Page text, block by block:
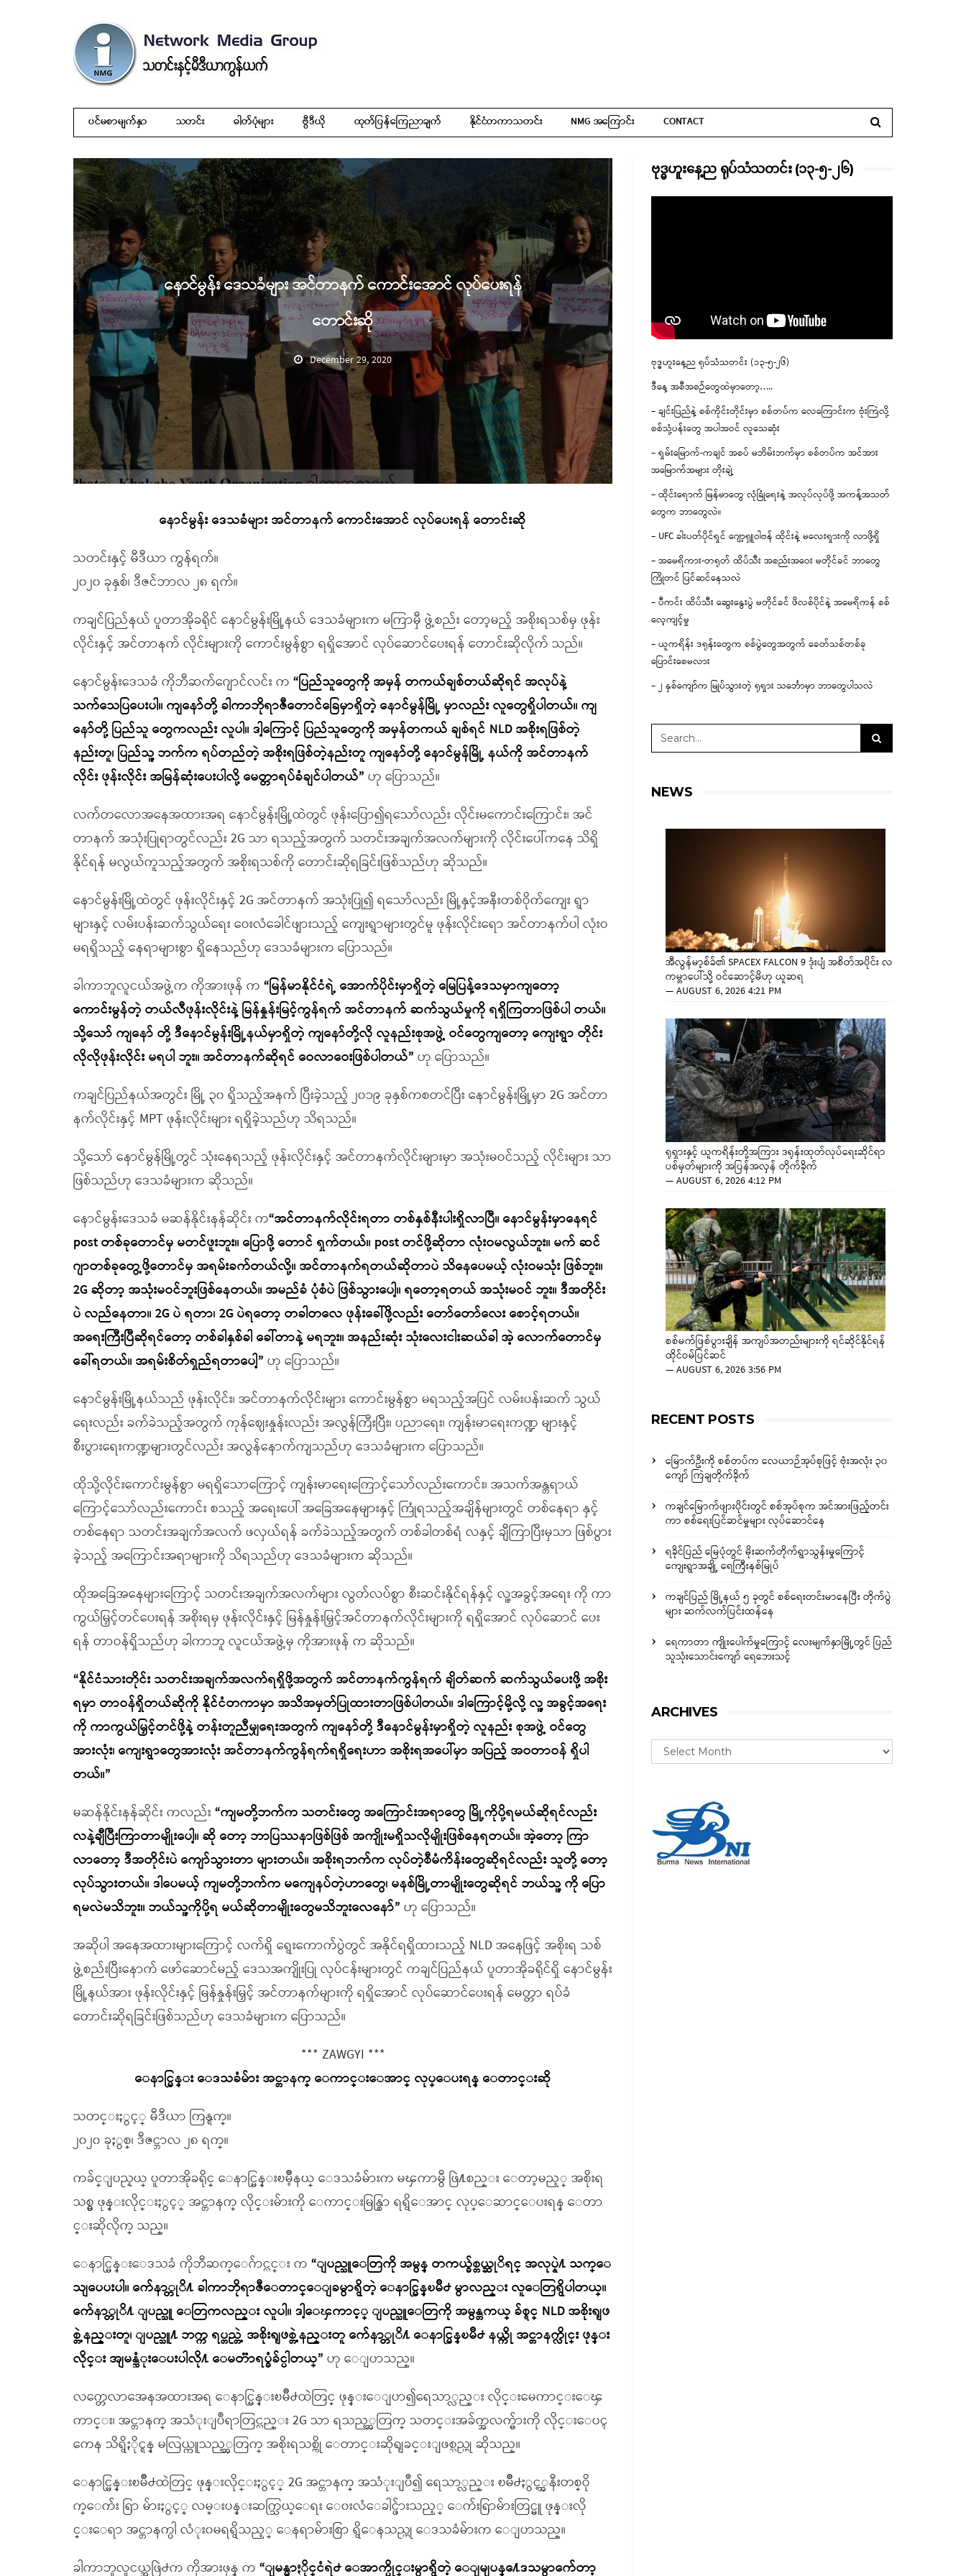
ပင်မစာမျက်နှာ သတင်း ဓါတ်ပုံများ ဗွီဒီယို ထုတ်ပြန်ကြေညာချက် နိုင်ငံတကာသတင်း NMG အကြောင်း CONTACT
နောင်မွန်း ဒေသခံများ အင်တာနက် ကောင်းအောင် လုပ်ပေးရန်
တောင်းဆို
December 29, 2020
နောင်မွန်း ဒေသခံများ အင်တာနက် ကောင်းအောင် လုပ်ပေးရန် တောင်းဆို
သတင်းနှင့် မီဒီယာ ကွန်ရက်။
၂၀၂၀ ခုနှစ်၊ ဒီဇင်ဘာလ ၂၈ ရက်။
ကချင်ပြည်နယ် ပူတာအိုခရိုင် နောင်မွန်းမြို့နယ် ဒေသခံများက မကြာမှီ ဖွဲ့စည်း တော့မည့် အစိုးရသစ်မှ ဖုန်း
လိုင်းနှင့် အင်တာနက် လိုင်းများကို ကောင်းမွန်စွာ ရရှိအောင် လုပ်ဆောင်ပေးရန် တောင်းဆိုလိုက် သည်။
နောင်မွန်းဒေသခံ ကိုဘီဆက်ဂျောင်လင်း က “ပြည်သူတွေကို အမှန် တကယ်ချစ်တယ်ဆိုရင် အလုပ်နဲ့
သက်သေပြပေးပါ။ ကျနော်တို့ ခါကာဘိုရာဇီတောင်ခြေမှာရှိတဲ့ နောင်မွန်မြို့ မှာလည်း လူတွေရှိပါတယ်။ ကျ
နော်တို့ ပြည်သူ တွေကလည်း လူပါ။ ဒါ့ကြောင့် ပြည်သူတွေကို အမှန်တကယ် ချစ်ရင် NLD အစိုးရဖြစ်တဲ့
နည်းတူ၊ ပြည်သူ့ ဘက်က ရပ်တည်တဲ့ အစိုးရဖြစ်တဲ့နည်းတူ ကျနော်တို့ နောင်မွန်မြို့ နယ်ကို အင်တာနက်
လိုင်း ဖုန်းလိုင်း အမြန်ဆုံးပေးပါလို့ မေတ္တာရပ်ခံချင်ပါတယ်” ဟု ပြောသည်။
လက်တလောအနေအထားအရ နောင်မွန်းမြို့ထဲတွင် ဖုန်းပြော၍ရသော်လည်း လိုင်းမကောင်းကြောင်း၊ အင်
တာနက် အသုံးပြုရာတွင်လည်း 2G သာ ရသည့်အတွက် သတင်းအချက်အလက်များကို လိုင်းပေါ်ကနေ သိရှိ
နိုင်ရန် မလွယ်ကူသည့်အတွက် အစိုးရသစ်ကို တောင်းဆိုရခြင်းဖြစ်သည်ဟု ဆိုသည်။
နောင်မွန်းမြို့ထဲတွင် ဖုန်းလိုင်းနှင့် 2G အင်တာနက် အသုံးပြု၍ ရသော်လည်း မြို့နှင့်အနီးတစ်ဝိုက်ကျေး ရွာ
များနှင့် လမ်းပန်းဆက်သွယ်ရေး ဝေးလံခေါင်ဖျားသည့် ကျေးရွာများတွင်မူ ဖုန်းလိုင်းရော အင်တာနက်ပါ လုံးဝ
မရရှိသည့် နေရာများစွာ ရှိနေသည်ဟု ဒေသခံများက ပြောသည်။
ခါကာဘူလူငယ်အဖွဲ့က ကိုအားဖုန် က “မြန်မာနိုင်ငံရဲ့ အောက်ပိုင်းမှာရှိတဲ့ မြေပြန့်ဒေသမှာကျတော့
ကောင်းမွန်တဲ့ တယ်လီဖုန်းလိုင်းနဲ့ မြန်နှုန်းမြင့်ကွန်ရက် အင်တာနက် ဆက်သွယ်မှုကို ရရှိကြတာဖြစ်ပါ တယ်။
သို့သော် ကျနော် တို့ ဒီနောင်မွန်းမြို့နယ်မှာရှိတဲ့ ကျနော်တို့လို လူနည်းစုအဖွဲ့ ဝင်တွေကျတော့ ကျေးရွာ တိုင်း
လိုလိုဖုန်းလိုင်း မရပါ ဘူး။ အင်တာနက်ဆိုရင် ဝေလာဝေးဖြစ်ပါတယ်” ဟု ပြောသည်။
ကချင်ပြည်နယ်အတွင်း မြို့ ၃၀ ရှိသည့်အနက် ပြီးခဲ့သည့် ၂၀၁၉ ခုနှစ်ကစတင်ပြီး နောင်မွန်းမြို့မှာ 2G အင်တာ
နက်လိုင်းနှင့် MPT ဖုန်းလိုင်းများ ရရှိခဲ့သည်ဟု သိရသည်။
သို့သော် နောင်မွန်မြို့တွင် သုံးနေရသည့် ဖုန်းလိုင်းနှင့် အင်တာနက်လိုင်းများမှာ အသုံးမဝင်သည့် လိုင်းများ သာ
ဖြစ်သည်ဟု ဒေသခံများက ဆိုသည်။
နောင်မွန်းဒေသခံ မဆန်နိုင်းနန်ဆိုင်း က“အင်တာနက်လိုင်းရတာ တစ်နှစ်နီးပါးရှိလာပြီ။ နောင်မွန်းမှာနေရင်
post တစ်ခုတောင်မှ မတင်ဖူးဘူး။ ပြောဖို့ တောင် ရှက်တယ်။ post တင်ဖို့ဆိုတာ လုံးဝမလွယ်ဘူး။ မက် ဆင်
ဂျာတစ်ခုတွေ့ဖို့တောင်မှ အရမ်းခက်တယ်လို့။ အင်တာနက်ရတယ်ဆိုတာပဲ သိနေပေမယ့် လုံးဝမသုံး ဖြစ်ဘူး။
2G ဆိုတာ့ အသုံးမဝင်ဘူးဖြစ်နေတယ်။ အမည်ခံ ပုံစံပဲ ဖြစ်သွားပေါ့။ ရတော့ရတယ် အသုံးမဝင် ဘူး။ ဒီအတိုင်း
ပဲ လည်နေတာ။ 2G ပဲ ရတာ၊ 2G ပဲရတော့ တခါတလေ ဖုန်းခေါ်ဖို့လည်း တော်တော်လေး စောင့်ရတယ်။
အရေးကြီးပြီဆိုရင်တော့ တစ်ခါနှစ်ခါ ခေါ်တာနဲ့ မရဘူး။ အနည်းဆုံး သုံးလေးငါးဆယ်ခါ အဲ့ လောက်တောင်မှ
ခေါ်ရတယ်။ အရမ်းစိတ်ရှည်ရတာပေါ့” ဟု ပြောသည်။
နောင်မွန်းမြို့နယ်သည် ဖုန်းလိုင်း၊ အင်တာနက်လိုင်းများ ကောင်းမွန်စွာ မရသည့်အပြင် လမ်းပန်းဆက် သွယ်
ရေးလည်း ခက်ခဲသည့်အတွက် ကုန်ဈေးနှုန်းလည်း အလွန်ကြီးပြီး၊ ပညာရေး၊ ကျန်းမာရေးကဏ္ဍ များနှင့်
စီးပွားရေးကဏ္ဍများတွင်လည်း အလွန်နောက်ကျသည်ဟု ဒေသခံများက ပြောသည်။
ထိုသို့လိုင်းကောင်းမွန်စွာ မရရှိသောကြောင့် ကျန်းမာရေးကြောင့်သော်လည်းကောင်း၊ အသက်အန္တရာယ်
ကြောင့်သော်လည်းကောင်း စသည့် အရေးပေါ် အခြေအနေများနှင့် ကြုံရသည့်အချိန်များတွင် တစ်နေရာ နှင့်
တစ်နေရာ သတင်းအချက်အလက် ဖလှယ်ရန် ခက်ခဲသည့်အတွက် တစ်ခါတစ်ရံ လနှင့် ချီကြာပြီးမှသာ ဖြစ်ပွား
ခဲ့သည့် အကြောင်းအရာများကို သိရသည်ဟု ဒေသခံများက ဆိုသည်။
ထိုအခြေအနေများကြောင့် သတင်းအချက်အလက်များ လွတ်လပ်စွာ စီးဆင်းနိုင်ရန်နှင့် လူ့အခွင့်အရေး ကို ကာ
ကွယ်မြှင့်တင်ပေးရန် အစိုးရမှ ဖုန်းလိုင်းနှင့် မြန်နှုန်းမြှင့်အင်တာနက်လိုင်းများကို ရရှိအောင် လုပ်ဆောင် ပေး
ရန် တာဝန်ရှိသည်ဟု ခါကာဘူ လူငယ်အဖွဲ့မှ ကိုအားဖုန် က ဆိုသည်။
“နိုင်ငံသားတိုင်း သတင်းအချက်အလက်ရရှိဖို့အတွက် အင်တာနက်ကွန်ရက် ချိတ်ဆက် ဆက်သွယ်ပေးဖို့ အစိုး
ရမှာ တာဝန်ရှိတယ်ဆိုကို နိုင်ငံတကာမှာ အသိအမှတ်ပြုထားတာဖြစ်ပါတယ်။ ဒါကြောင့်မို့လို့ လူ့ အခွင့်အရေး
ကို ကာကွယ်မြှင့်တင်ဖို့နဲ့ တန်းတူညီမျှရေးအတွက် ကျနော်တို့ ဒီနောင်မွန်းမှာရှိတဲ့ လူနည်း စုအဖွဲ့ ဝင်တွေ
အားလုံး၊ ကျေးရွာတွေအားလုံး အင်တာနက်ကွန်ရက်ရရှိရေးဟာ အစိုးရအပေါ်မှာ အပြည့် အဝတာဝန် ရှိပါ
တယ်။”
မဆန်နိုင်းနန်ဆိုင်း ကလည်း “ကျမတို့ဘက်က သတင်းတွေ အကြောင်းအရာတွေ မြို့ကိုပို့ရမယ်ဆိုရင်လည်း
လနဲ့ချီပြီးကြာတာမျိုးပေါ့။ ဆို တော့ ဘာပြဿနာဖြစ်ဖြစ် အကျိုးမရှိသလိုမျိုးဖြစ်နေရတယ်။ အဲ့တော့ ကြာ
လာတော့ ဒီအတိုင်းပဲ ကျော်သွားတာ များတယ်။ အစိုးရဘက်က လုပ်တဲ့စီမံကိန်းတွေဆိုရင်လည်း သူတို့ တော့
လုပ်သွားတယ်။ ဒါပေမယ့် ကျမတို့ဘက်က မကျေနပ်တဲ့ဟာတွေ၊ မနစ်မြို့တာမျိုးတွေဆိုရင် ဘယ်သူ့ ကို ပြော
ရမလဲမသိဘူး။ ဘယ်သူ့ကိုပို့ရ မယ်ဆိုတာမျိုးတွေမသိဘူးလေနော်” ဟု ပြောသည်။
အဆိုပါ အနေအထားများကြောင့် လက်ရှိ ရွေးကောက်ပွဲတွင် အနိုင်ရရှိထားသည့် NLD အနေဖြင့် အစိုးရ သစ်
ဖွဲ့စည်းပြီးနောက် ဖော်ဆောင်မည့် ဒေသအကျိုးပြု လုပ်ငန်းများတွင် ကချင်ပြည်နယ် ပူတာအိုခရိုင်ရှိ နောင်မွန်း
မြို့နယ်အား ဖုန်းလိုင်းနှင့် မြန်နှုန်းမြှင့် အင်တာနက်များကို ရရှိအောင် လုပ်ဆောင်ပေးရန် မေတ္တာ ရပ်ခံ
တောင်းဆိုရခြင်းဖြစ်သည်ဟု ဒေသခံများက ပြောသည်။
*** ZAWGYI ***
ေနာင္မြန္း ေဒသခံမ်ား အင္တာနက္ ေကာင္းေအာင္ လုပ္ေပးရန္ ေတာင္းဆို
သတင္းႏွင့္ မီဒီယာ ကြန္ရက္။
၂၀၂၀ ခုႏွစ္၊ ဒီဇင္ဘာလ ၂၈ ရက္။
ကခ်င္ျပည္နယ္ ပူတာအိုခရိုင္ ေနာင္မြန္းၿမိဳ့နယ္ ေဒသခံမ်ားက မၾကာမွီ ဖြဲ႔စည္း ေတာ့မည့္ အစိုးရ
သစ္မွ ဖုန္းလိုင္းႏွင့္ အင္တာနက္ လိုင္းမ်ားကို ေကာင္းမြန္စြာ ရရွိေအာင္ လုပ္ေဆာင္ေပးရန္ ေတာ
င္းဆိုလိုက္ သည္။
ေနာင္မြန္းေဒသခံ ကိုဘီဆက္ေဂ်ာင္လင္း က “ျပည္သူေတြကို အမွန္ တကယ္ခ်စ္တယ္ဆုိရင္ အလုပ္နဲ႔ သက္ေ
သျပေပးပါ။ က်ေနာ္တုိ႔ ခါကာဘိုရာဇီေတာင္ေျခမွာရွိတဲ့ ေနာင္မြန္ၿမိဳ႕ မွာလည္း လူေတြရွိပါတယ္။
က်ေနာ္တုိ႔ ျပည္သူ ေတြကလည္း လူပါ။ ဒါ့ေၾကာင့္ ျပည္သူေတြကို အမွန္တကယ္ ခ်စ္ရင္ NLD အစိုးရျဖ
စ္တဲ့နည္းတူ၊ ျပည္သူ႔ ဘက္က ရပ္တည္တဲ့ အစိုးရျဖစ္တဲ့နည္းတူ က်ေနာ္တုိ႔ ေနာင္မြန္ၿမိဳ႕ နယ္ကို အင္တာနက္လိုင္း ဖုန္း
လိုင္း အျမန္ဆံုးေပးပါလို႔ ေမတၱာရပ္ခံခ်င္ပါတယ္” ဟု ေျပာသည္။
လက္တေလာအေနအထားအရ ေနာင္မြန္းၿမိဳ႕ထဲတြင္ ဖုန္းေျပာ၍ရေသာ္လည္း လိုင္းမေကာင္းေၾ
ကာင္း၊ အင္တာနက္ အသံုးျပဳရာတြင္လည္း 2G သာ ရသည့္အတြက္ သတင္းအခ်က္အလက္မ်ားကို လိုင္းေပၚ
ကေန သိရွိႏိုင္ရန္ မလြယ္ကူသည့္အတြက္ အစိုးရသစ္ကို ေတာင္းဆိုရျခင္းျဖစ္သည္ဟု ဆိုသည္။
ေနာင္မြန္းၿမိဳ႕ထဲတြင္ ဖုန္းလိုင္းႏွင့္ 2G အင္တာနက္ အသံုးျပဳ၍ ရေသာ္လည္း ၿမိဳ႕ႏွင့္အနီးတစ္ဝို
က္ေက်း ရြာ မ်ားႏွင့္ လမ္းပန္းဆက္သြယ္ေရး ေ၀းလံေခါင္ဖ်ားသည့္ ေက်းရြာမ်ားတြင္မူ ဖုန္းလို
င္းေရာ အင္တာနက္ပါ လံုး၀မရရွိသည့္ ေနရာမ်ားစြာ ရွိေနသည္ဟု ေဒသခံမ်ားက ေျပာသည္။
ခါကာဘူလူငယ္အဖြဲ႕က ကိုအားဖုန္ က “ျမန္မာႏိုင္ငံရဲ႕ ေအာက္ပိုင္းမွာရွိတဲ့ ေျမျပန္႔ေဒသမွာက်ေတာ့
ဗုဒ္ဓဟူးနေ့ည ရုပ်သံသတင်း (၁၃-၅-၂၆)
ဗုဒ္ဓဟူးနေ့ည ရုပ်သံသတင်း (၁၃-၅-၂၆)
ဒီနေ့ အစီအစဉ်တွေထဲမှာတော့…..
– ချင်းပြည်နဲ့ စစ်ကိုင်းတိုင်းမှာ စစ်တပ်က လေကြောင်းက ဗုံးကြဲလို့
စစ်သုံ့ပန်းတွေ အပါအဝင် လူသေဆုံး
– ရှမ်းမြောက်-ကချင် အစပ် မဘိမ်းဘက်မှာ စစ်တပ်က အင်အား
အမြောက်အများ တိုးချဲ့
– ထိုင်းရောက် မြန်မာတွေ လုံခြုံရေးနဲ့ အလုပ်လုပ်ဖို့ အကန့်အသတ်
တွေက ဘာတွေလဲ။
– UFC ခါးပတ်ပိုင်ရှင် ဂျော့ရှူဝါဗန် ထိုင်းနဲ့ မလေးရှားကို လာဖို့ရှိ
– အမေရိကား-တရုတ် ထိပ်သီး အစည်းအဝေး မတိုင်ခင် ဘာတွေ
ကြိုတင် ပြင်ဆင်နေသလဲ
– ပီကင်း ထိပ်သီး ဆွေးနွေးပွဲ မတိုင်ခင် ဖိလစ်ပိုင်နဲ့ အမေရိကန် စစ်
လေ့ကျင့်မှု
– ယူကရိန်း ဒရုန်းတွေက စစ်ပွဲတွေအတွက် ခေတ်သစ်တစ်ခု
ပြောင်းစေမလား
– ၂ နှစ်ကျော်က မြုပ်သွားတဲ့ ရုရှား သင်္ဘောမှာ ဘာတွေပါသလဲ
NEWS
အီလွန်မာ့စ်ခ်၏ SPACEX FALCON 9 ဒုံးပျံ အစိတ်အပိုင်း လ
ကမ္ဘာပေါ်သို့ ဝင်ဆောင့်မိဟု ယူဆရ
—AUGUST 6, 2026 4:21 PM
ရုရှားနှင့် ယူကရိန်းတို့အကြား ဒရုန်းထုတ်လုပ်ရေးဆိုင်ရာ
ပစ်မှတ်များကို အပြန်အလှန် တိုက်ခိုက်
—AUGUST 6, 2026 4:12 PM
စစ်မက်ဖြစ်ပွားချိန် အကျပ်အတည်းများကို ရင်ဆိုင်နိုင်ရန်
ထိုင်ဝမ်ပြင်ဆင်
—AUGUST 6, 2026 3:56 PM
RECENT POSTS
မြောက်ဦးကို စစ်တပ်က လေယာဉ်အုပ်စုဖြင့် ဗုံးအလုံး ၃၀
ကျော် ကြဲချတိုက်ခိုက်
ကချင်မြောက်ဖျားပိုင်းတွင် စစ်အုပ်စုက အင်အားဖြည့်တင်း
ကာ စစ်ရေးပြင်ဆင်မှုများ လုပ်ဆောင်နေ
ရခိုင်ပြည် မြေပုံတွင် မိုးဆက်တိုက်ရွာသွန်းမှုကြောင့်
ကျေးရွာအချို့ ရေကြီးနစ်မြုပ်
ကချင်ပြည် မြို့နယ် ၅ ခုတွင် စစ်ရေးတင်းမာနေပြီး တိုက်ပွဲ
များ ဆက်လက်ပြင်းထန်နေ
ရေကာတာ ကျိုးပေါက်မှုကြောင့် လေးမျက်နှာမြို့တွင် ပြည်
သူသုံးသောင်းကျော် ရေဘေးသင့်
ARCHIVES